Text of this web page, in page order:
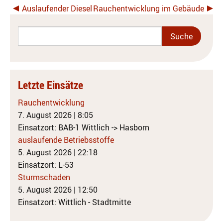
Auslaufender DieselRauchentwicklung im Gebäude
Letzte Einsätze
Rauchentwicklung
7. August 2026 | 8:05
Einsatzort: BAB-1 Wittlich -> Hasborn
auslaufende Betriebsstoffe
5. August 2026 | 22:18
Einsatzort: L-53
Sturmschaden
5. August 2026 | 12:50
Einsatzort: Wittlich - Stadtmitte